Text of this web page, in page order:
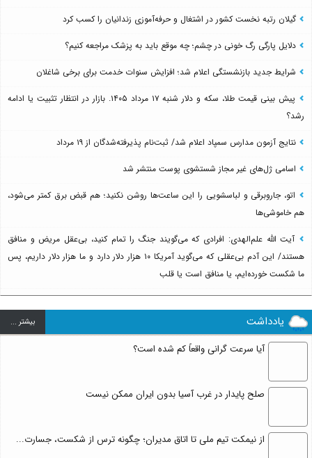
گیلان رتبه نخست کشور در اشتغال و حرفه‌آموزی زندانیان را کسب کرد
دلایل پارگی رگ خونی در چشم؛ چه موقع باید به پزشک مراجعه کنیم؟
شرایط جدید بازنشستگی اعلام شد؛ افزایش سنوات خدمت برای برخی شاغلان
پیش بینی قیمت طلا، سکه و دلار شنبه ۱۷ مرداد ۱۴۰۵. بازار در انتظار تثبیت یا ادامه
رشد؟
نتایج آزمون مدارس سمپاد اعلام شد/ ثبت‌نام پذیرفته‌شدگان از ۱۹ مرداد
اسامی ژل‌های غیر مجاز شستشوی پوست منتشر شد
اتو، جاروبرقی و لباسشویی را این ساعت‌ها روشن نکنید؛ هم قبض برق کمتر می‌شود،
هم خاموشی‌ها
آیت الله علم‌الهدی: افرادی که می‌گویند جنگ را تمام کنید، بی‌عقل مریض و منافق
هستند/ این آدم بی‌عقلی که می‌گوید آمریکا ۱۰ هزار دلار دارد و ما هزار دلار داریم، پس
ما شکست خورده‌ایم، یا منافق است یا قلب
یادداشت بيشتر ...
آیا سرعت گرانی واقعاً کم شده است؟
صلح پایدار در غرب آسیا بدون ایران ممکن نیست
از نیمکت تیم ملی تا اتاق مدیران؛ چگونه ترس از شکست، جسارت...